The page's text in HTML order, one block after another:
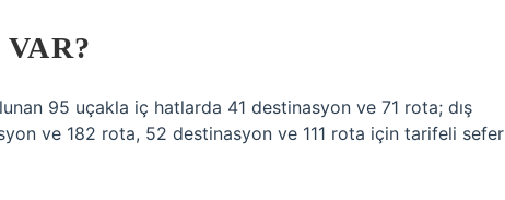
95 uçakla iç hatlarda 41 destinasyon ve 71 rota; dış
ve 182 rota, 52 destinasyon ve 111 rota için tarifeli sefer